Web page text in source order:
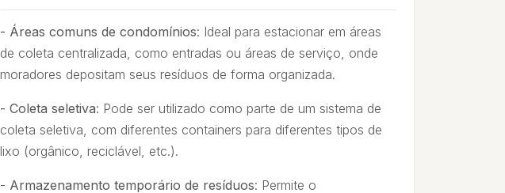
- Áreas comuns de condomínios: Ideal para estacionar em áreas
de coleta centralizada, como entradas ou áreas de serviço, onde
moradores depositam seus resíduos de forma organizada.
- Coleta seletiva: Pode ser utilizado como parte de um sistema de
coleta seletiva, com diferentes containers para diferentes tipos de
lixo (orgânico, reciclável, etc.).
- Armazenamento temporário de resíduos: Permite o